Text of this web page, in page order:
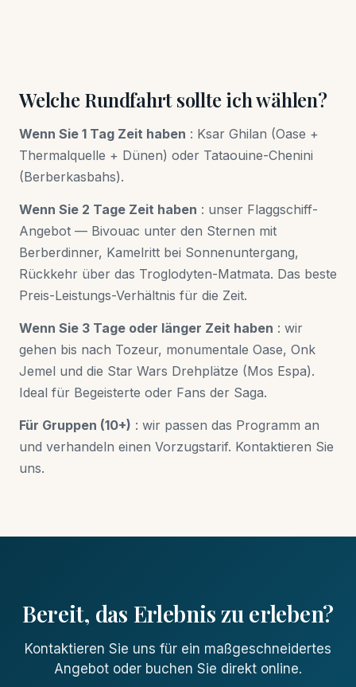
Welche Rundfahrt sollte ich wählen?
Wenn Sie 1 Tag Zeit haben : Ksar Ghilan (Oase +
Thermalquelle + Dünen) oder Tataouine-Chenini
(Berberkasbahs).
Wenn Sie 2 Tage Zeit haben : unser Flaggschiff-
Angebot — Bivouac unter den Sternen mit
Berberdinner, Kamelritt bei Sonnenuntergang,
Rückkehr über das Troglodyten-Matmata. Das beste
Preis-Leistungs-Verhältnis für die Zeit.
Wenn Sie 3 Tage oder länger Zeit haben : wir
gehen bis nach Tozeur, monumentale Oase, Onk
Jemel und die Star Wars Drehplätze (Mos Espa).
Ideal für Begeisterte oder Fans der Saga.
Für Gruppen (10+) : wir passen das Programm an
und verhandeln einen Vorzugstarif. Kontaktieren Sie
uns.
Bereit, das Erlebnis zu erleben?
Kontaktieren Sie uns für ein maßgeschneidertes
Angebot oder buchen Sie direkt online.